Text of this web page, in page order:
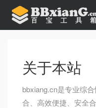
关于本站
bbxiang.cn是专业综
合、高效便捷、安全